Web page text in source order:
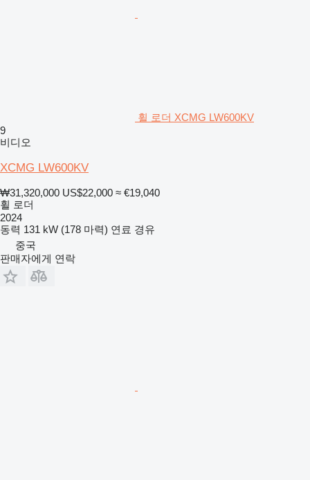
휠 로더 XCMG LW600KV
9
비디오
XCMG LW600KV
₩31,320,000 US$22,000 ≈ €19,040
휠 로더
2024
동력 131 kW (178 마력) 연료 경유
중국
판매자에게 연락